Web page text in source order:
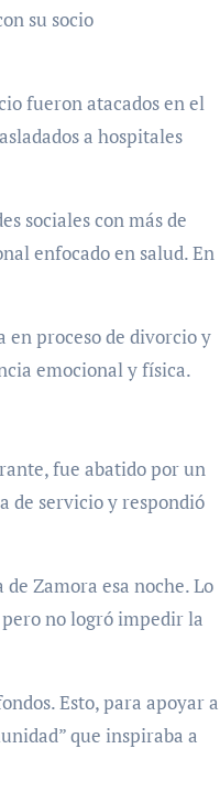
su socio
fueron atacados en el
a hospitales
sociales con más de
enfocado en salud. En
en proceso de divorcio y
emocional y física.
fue abatido por un
de servicio y respondió
Zamora esa noche. Lo
no logró impedir la
Esto, para apoyar a
que inspiraba a